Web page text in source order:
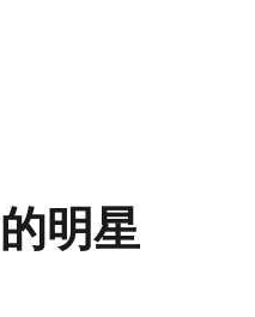
明星